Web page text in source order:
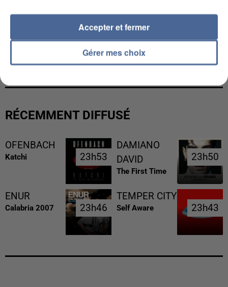
UNE TOURISTE DE L’OISE EMPORTÉE PAR UNE
COULÉE DE BOUE EN HAUTE-SAVOIE
RÉCEMMENT DIFFUSÉ
OFENBACH
Katchi 23h53
23h53
DAMIANO
DAVID
The First Time
23h50
23h50
ENUR
Calabria 2007 23h46
23h46
TEMPER CITY
Self Aware 23h43
23h43
Gérer mes choix
Accepter et fermer